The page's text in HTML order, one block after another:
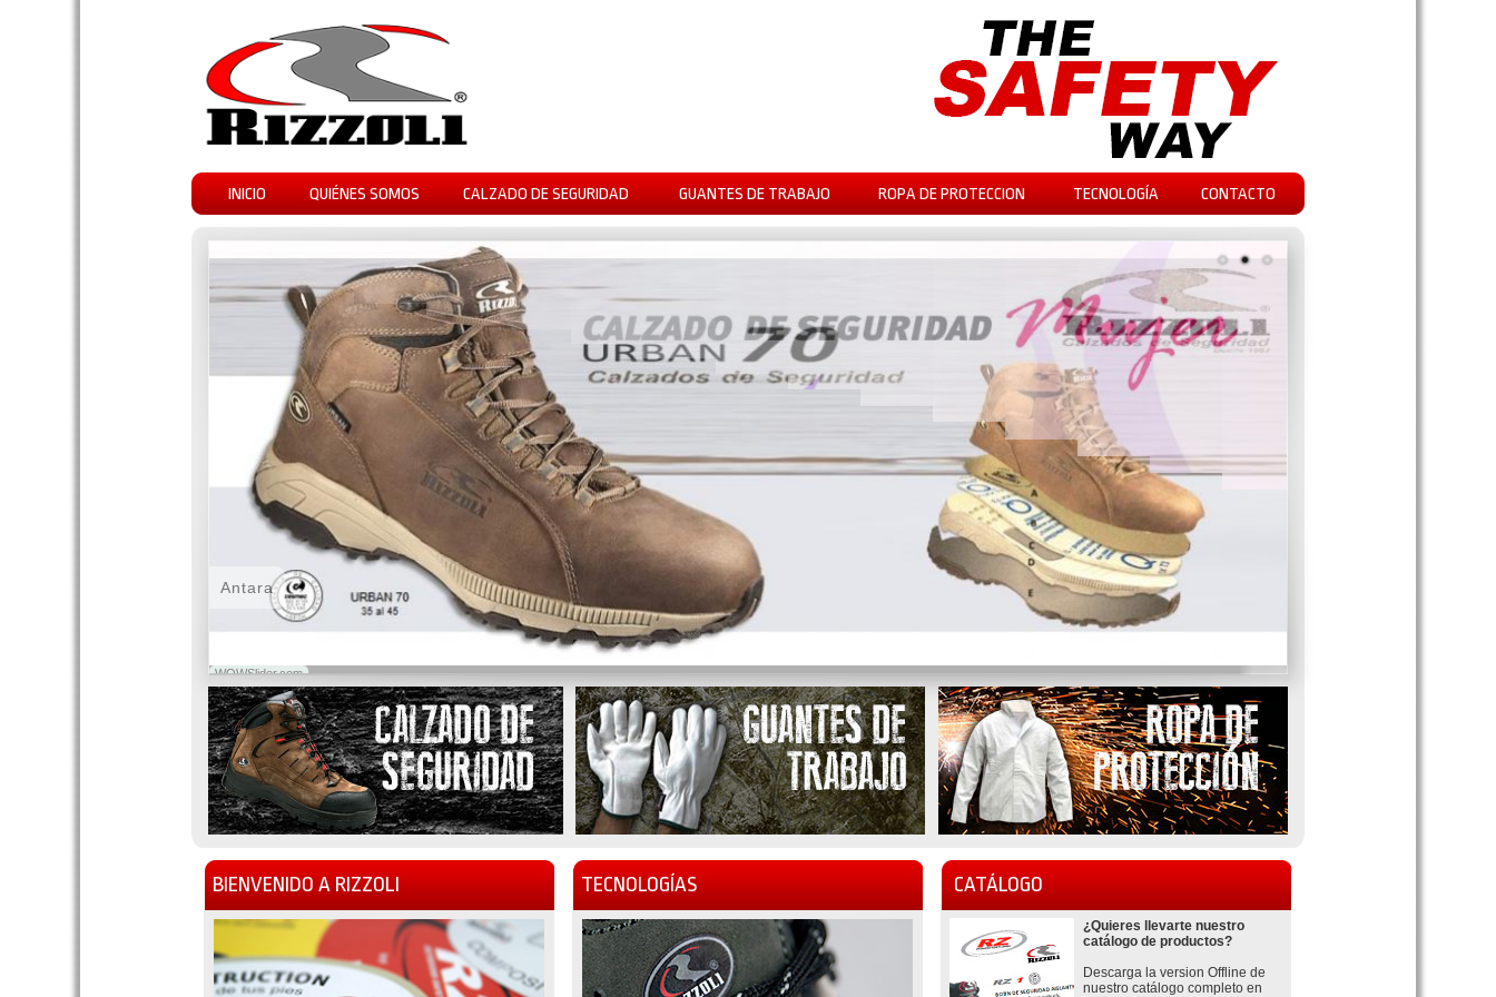
INICIO QUIÉNES SOMOS CALZADO DE SEGURIDAD GUANTES DE TRABAJO ROPA DE PROTECCION TECNOLOGÍA CONTACTO
WOWSlider.com
Antara
BIENVENIDO A RIZZOLI TECNOLOGÍAS CATÁLOGO
¿Quieres llevarte nuestro
catálogo de productos?
Descarga la version Offline de
nuestro catálogo completo en